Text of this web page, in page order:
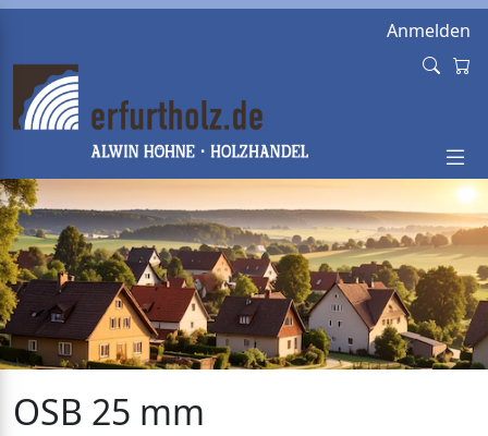
Anmelden
OSB 25 mm